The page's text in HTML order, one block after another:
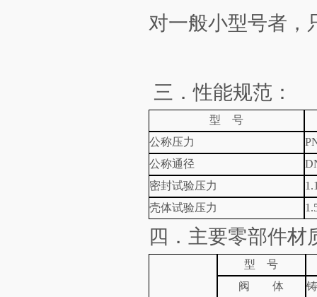
对一般小型号者，
三．性能规范：
型 号
公称压力
公称通径
密封试验压力
壳体试验压力
四．主要零部件材
型 号
阀 体